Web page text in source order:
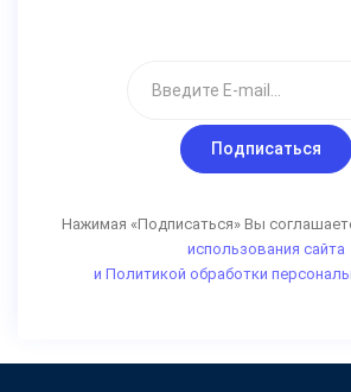
Подписаться
Нажимая «Подписаться» Вы
использования сайта
и Политикой обработки